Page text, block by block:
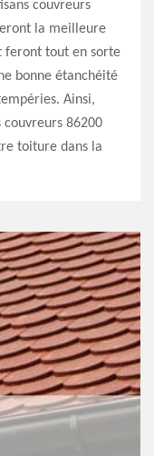
couvreurs
la meilleure
feront tout en sorte
bonne étanchéité
Ainsi,
couvreurs 86200
toiture dans la